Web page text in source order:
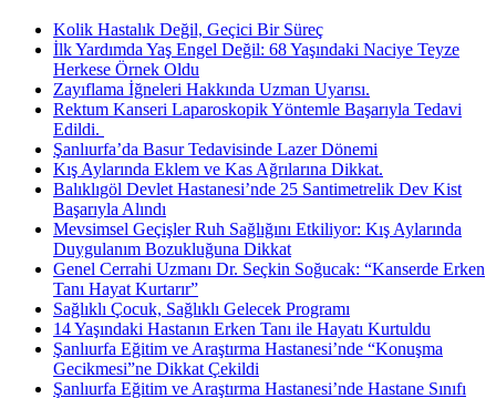
Kolik Hastalık Değil, Geçici Bir Süreç
İlk Yardımda Yaş Engel Değil: 68 Yaşındaki Naciye Teyze
Herkese Örnek Oldu
Zayıflama İğneleri Hakkında Uzman Uyarısı.
Rektum Kanseri Laparoskopik Yöntemle Başarıyla Tedavi
Edildi. ​
Şanlıurfa’da Basur Tedavisinde Lazer Dönemi
Kış Aylarında Eklem ve Kas Ağrılarına Dikkat.
Balıklıgöl Devlet Hastanesi’nde 25 Santimetrelik Dev Kist
Başarıyla Alındı
Mevsimsel Geçişler Ruh Sağlığını Etkiliyor: Kış Aylarında
Duygulanım Bozukluğuna Dikkat
Genel Cerrahi Uzmanı Dr. Seçkin Soğucak: “Kanserde Erken
Tanı Hayat Kurtarır”
Sağlıklı Çocuk, Sağlıklı Gelecek Programı
14 Yaşındaki Hastanın Erken Tanı ile Hayatı Kurtuldu
Şanlıurfa Eğitim ve Araştırma Hastanesi’nde “Konuşma
Gecikmesi”ne Dikkat Çekildi
Şanlıurfa Eğitim ve Araştırma Hastanesi’nde Hastane Sınıfı